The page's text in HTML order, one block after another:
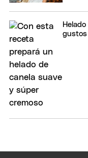
gustos